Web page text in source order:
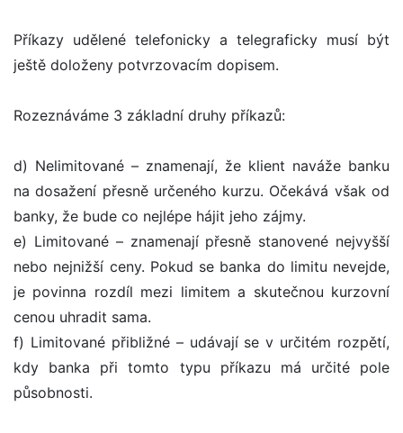
Příkazy udělené telefonicky a telegraficky musí být
ještě doloženy potvrzovacím dopisem.
Rozeznáváme 3 základní druhy příkazů:
d) Nelimitované – znamenají, že klient naváže banku
na dosažení přesně určeného kurzu. Očekává však od
banky, že bude co nejlépe hájit jeho zájmy.
e) Limitované – znamenají přesně stanovené nejvyšší
nebo nejnižší ceny. Pokud se banka do limitu nevejde,
je povinna rozdíl mezi limitem a skutečnou kurzovní
cenou uhradit sama.
f) Limitované přibližné – udávají se v určitém rozpětí,
kdy banka při tomto typu příkazu má určité pole
působnosti.